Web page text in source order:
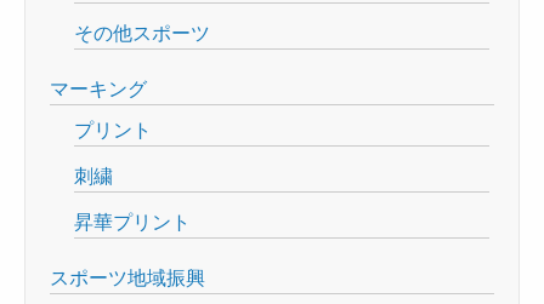
その他スポーツ
マーキング
プリント
刺繍
昇華プリント
スポーツ地域振興